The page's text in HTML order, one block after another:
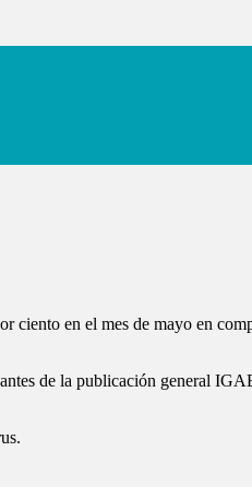
en el mes de mayo en
de la publicación general